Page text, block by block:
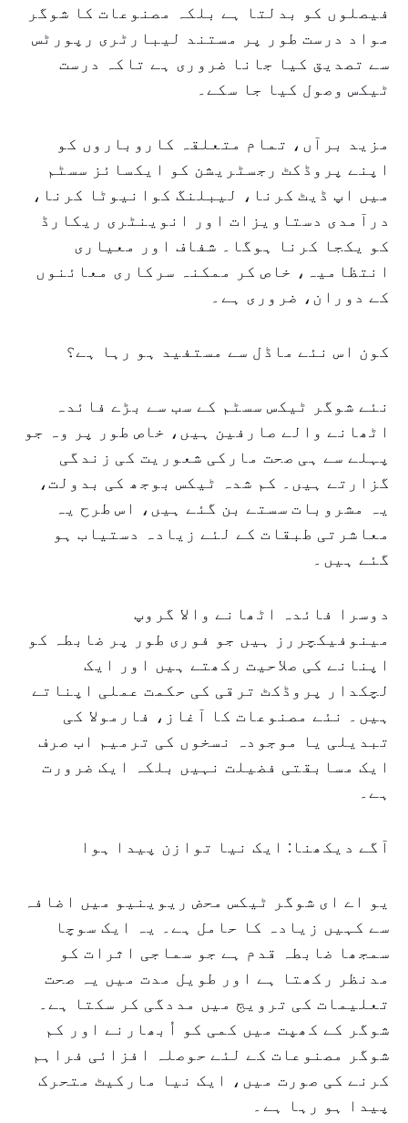
فیصلوں کو بدلتا ہے بلکہ مصنوعات کا شوگر
مواد درست طور پر مستند لیبارٹری رپورٹس
سے تصدیق کیا جانا ضروری ہے تاکہ درست
ٹیکس وصول کیا جا سکے۔
مزید برآں، تمام متعلقہ کاروباروں کو
اپنے پروڈکٹ رجسٹریشن کو ایکسائز سسٹم
میں اپ ڈیٹ کرنا، لیبلنگ کوانیوٹا کرنا،
درآمدی دستاویزات اور انوینٹری ریکارڈ
کو یکجا کرنا ہوگا۔ شفاف اور معیاری
انتظامیہ، خاص کر ممکنہ سرکاری معائنوں
کے دوران، ضروری ہے۔
کون اس نئے ماڈل سے مستفید ہو رہا ہے؟
نئے شوگر ٹیکس سسٹم کے سب سے بڑے فائدہ
اٹھانے والے صارفین ہیں، خاص طور پر وہ جو
پہلے سے ہی صحت مارکی شعوریت کی زندگی
گزارتے ہیں۔ کم شدہ ٹیکس بوجھ کی بدولت،
یہ مشروبات سستے بن گئے ہیں، اس طرح یہ
معاشرتی طبقات کے لئے زیادہ دستیاب ہو
گئے ہیں۔
دوسرا فائدہ اٹھانے والا گروپ
مینوفیکچررز ہیں جو فوری طور پر ضابطہ کو
اپنانے کی صلاحیت رکھتے ہیں اور ایک
لچکدار پروڈکٹ ترقی کی حکمت عملی اپناتے
ہیں۔ نئے مصنوعات کا آغاز، فارمولا کی
تبدیلی یا موجودہ نسخوں کی ترمیم اب صرف
ایک مسابقتی فضیلت نہیں بلکہ ایک ضرورت
ہے۔
آگے دیکھنا: ایک نیا توازن پیدا ہوا
یو اے ای شوگر ٹیکس محض ریوینیو میں اضافہ
سے کہیں زیادہ کا حامل ہے۔ یہ ایک سوچا
سمجھا ضابطہ قدم ہے جو سماجی اثرات کو
مدنظر رکھتا ہے اور طویل مدت میں یہ صحت
تعلیمات کی ترویج میں مددگی کر سکتا ہے۔
شوگر کے کھپت میں کمی کو اُبھارنے اور کم
شوگر مصنوعات کے لئے حوصلہ افزائی فراہم
کرنے کی صورت میں، ایک نیا مارکیٹ متحرک
پیدا ہو رہا ہے۔